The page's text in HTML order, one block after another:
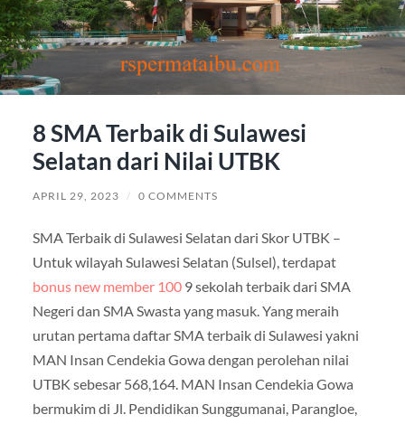
8 SMA Terbaik di Sulawesi
Selatan dari Nilai UTBK
APRIL 29, 2023 / 0 COMMENTS
SMA Terbaik di Sulawesi Selatan dari Skor UTBK –
Untuk wilayah Sulawesi Selatan (Sulsel), terdapat
bonus new member 1009 sekolah terbaik dari SMA
Negeri dan SMA Swasta yang masuk. Yang meraih
urutan pertama daftar SMA terbaik di Sulawesi yakni
MAN Insan Cendekia Gowa dengan perolehan nilai
UTBK sebesar 568,164. MAN Insan Cendekia Gowa
bermukim di Jl. Pendidikan Sunggumanai, Parangloe,